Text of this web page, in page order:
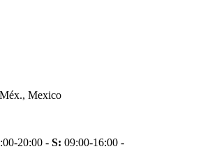
Mexico
20:00 - S: 09:00-16:00 -